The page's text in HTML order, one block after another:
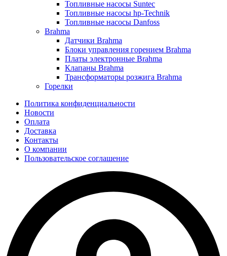
Топливные насосы Suntec
Топливные насосы hp-Technik
Топливные насосы Danfoss
Brahma
Датчики Brahma
Блоки управления горением Brahma
Платы электронные Brahma
Клапаны Brahma
Трансформаторы розжига Brahma
Горелки
Политика конфиденциальности
Новости
Оплата
Доставка
Контакты
О компании
Пользовательское соглашение